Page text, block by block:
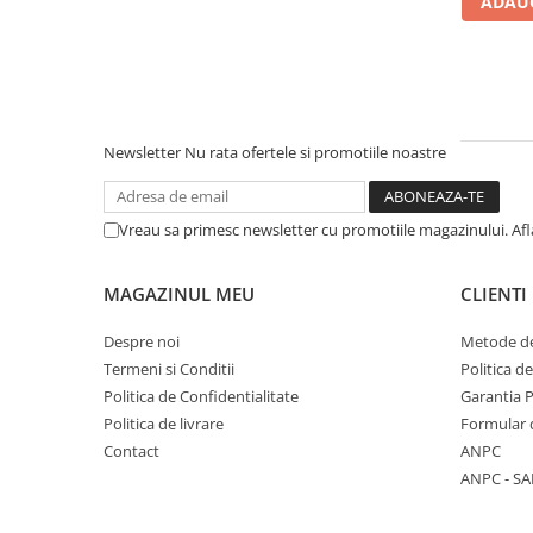
Senzatii/Dragoste
Senzatii/Erotic
Senzatii/Thriller
Teens Book Club
Newsletter Nu rata ofertele si promotiile noastre
Vreau sa primesc newsletter cu promotiile magazinului.
MAGAZINUL MEU
Despre noi
Termeni si Conditii
Politica de Confidentialitate
Politica de livrare
Contact
CLIENTI
Metode
Politica
Garantia
Formular
ANPC
ANPC -